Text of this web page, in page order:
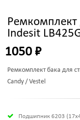
Ремкомплект
Indesit
1050 ₽
Ремкомплект бака для
Candy / Vestel
Подшипник 6203